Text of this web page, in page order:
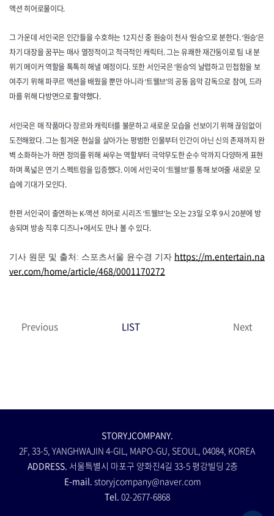
액션 히어로물이다.
그 가운데 서인국은 인간들을 수호하는 12지신 중 원숭이 천사 ‘원승’으로 분한다. ‘원승’은
차기 대장을 꿈꾸는 매사 열정적이고 적극적인 캐릭터. 그는 유쾌한 재간둥이로 팀 내 분
위기 메이커 역할을 톡톡히 해낼 예정이다. 또한 서인국은 ‘원승’의 날렵하고 민첩함을 보
여주기 위해 파쿠르 액션을 배웠을 뿐만 아니라 ‘트웰브’의 공동 음악 감독으로 참여, 드라
마를 위해 다방면으로 활약했다.
서인국은 매 작품마다 장르와 캐릭터를 불문하고 새로운 모습을 선보이기 위해 끊임없이
도전해왔다. 그는 힘겨운 현실을 살아가는 평범한 인물부터 인간이 아닌 신의 존재까지 완
벽 소화하는가 하면 정의를 위해 싸우는 역할부터 극악무도한 순수 악까지 다양하게 표현
하며 폭넓은 연기 스펙트럼을 입증했다. 이에 서인국이 ‘트웰브’를 통해 보여줄 새로운 모
습에 기대가 모인다.
한편 서인국이 출연하는 K-액션 히어로 시리즈 ‘트웰브’는 오는 23일 오후 9시 20분에 방
송되며 방송 직후 디즈니+에서도 만나 볼 수 있다.
기사 원문 및 출처: 스포츠서울 윤수경 기자 https://m.entertain.na
ver.com/home/article/468/0001170272
Previous LIST Next
STORYJCOMPANY.
2F, 33-5, YANGHWAJIN 4-GIL, MAPO-GU, SEOUL, 04084, KOREA
ADDRESS. 서울특별시 마포구 양화진4길 33-5 평강빌딩 2층
E-mail. storyjcompany@naver.com
Tel. 02-2677-6868